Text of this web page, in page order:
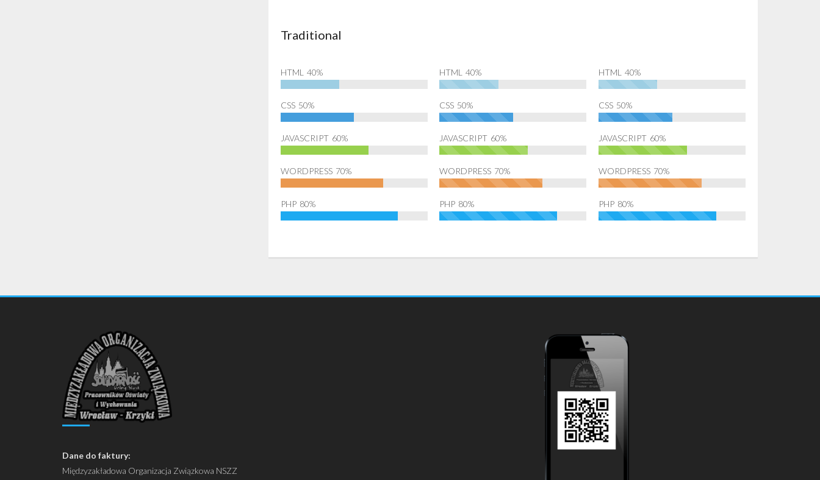
Traditional
HTML 40%
CSS 50%
JAVASCRIPT 60%
WORDPRESS 70%
PHP 80%
HTML 40%
CSS 50%
JAVASCRIPT 60%
WORDPRESS 70%
PHP 80%
HTML 40%
CSS 50%
JAVASCRIPT 60%
WORDPRESS 70%
PHP 80%
Dane do faktury:
Międzyzakładowa Organizacja Związkowa NSZZ